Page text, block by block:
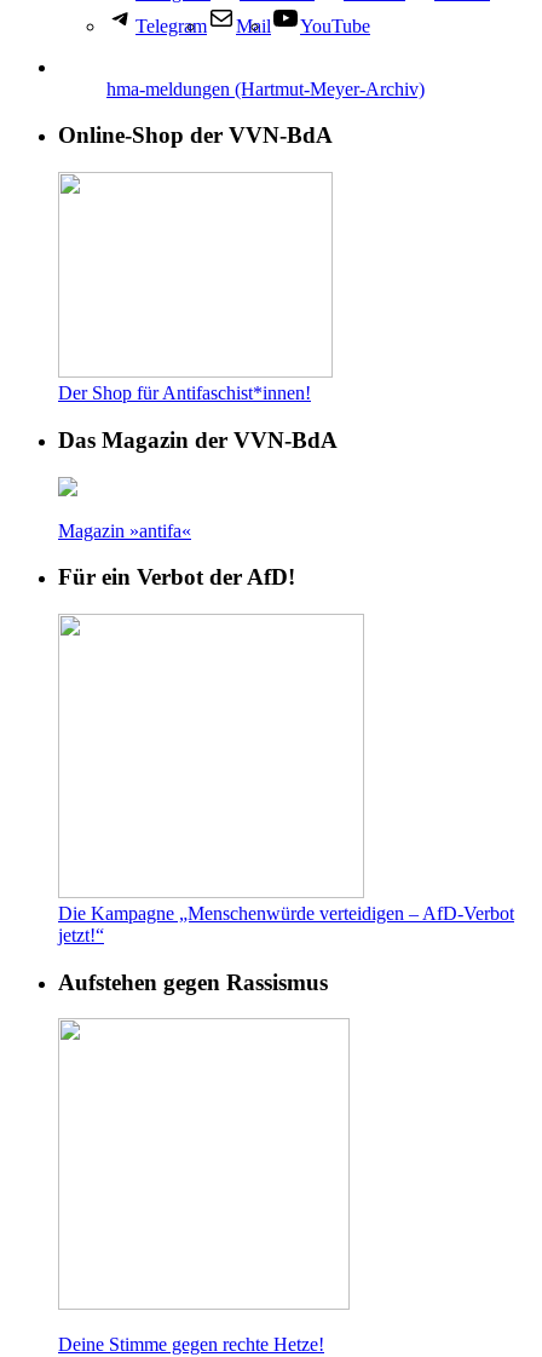
Telegram
Mail YouTube
hma-meldungen (Hartmut-Meyer-Archiv)
Online-Shop der VVN-BdA
Der Shop für Antifaschist*innen!
Das Magazin der VVN-BdA
Magazin »antifa«
Für ein Verbot der AfD!
Die Kampagne „Menschenwürde verteidigen – AfD-Verbot
jetzt!“
Aufstehen gegen Rassismus
Deine Stimme gegen rechte Hetze!